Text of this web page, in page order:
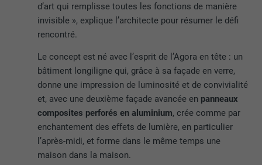
d’art qui remplisse toutes les fonctions de manière
invisible », explique l’architecte pour résumer le défi
rencontré.
Le concept est né avec l’esprit de l’Agora en tête : un
bâtiment longiligne qui, grâce à sa façade en verre,
donne une impression de luminosité et de convivialité
et, avec une deuxième façade avancée en panneaux
composites perforés en aluminium, crée comme par
enchantement des effets de lumière, en particulier
l’après-midi, et forme dans le même temps une
maison dans la maison.